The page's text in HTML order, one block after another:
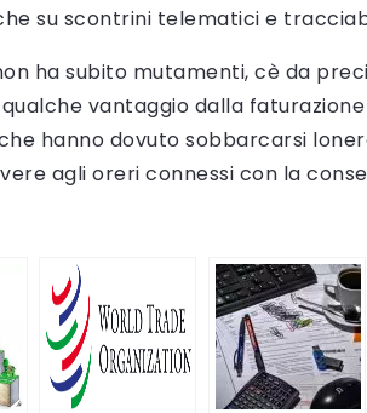
su scontrini telematici e
ha subito mutamenti, cè da
vantaggio dalla
hanno dovuto sobbarcarsi
agli oreri connessi con la